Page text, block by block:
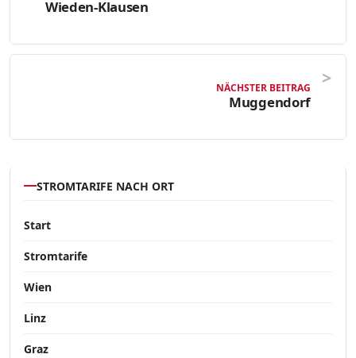
Wieden-Klausen
NÄCHSTER BEITRAG
Muggendorf
STROMTARIFE NACH ORT
Start
Stromtarife
Wien
Linz
Graz